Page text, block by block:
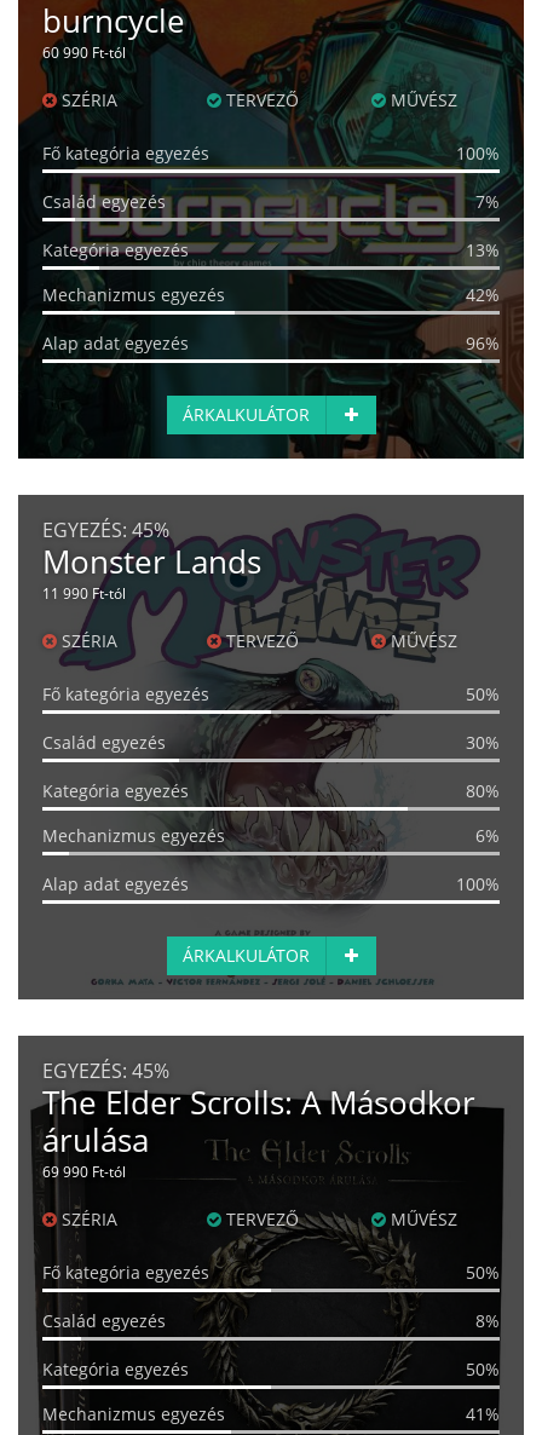
burncycle
60 990 Ft-tól
SZÉRIA TERVEZŐ MŰVÉSZ
Fő kategória egyezés 100%
Család egyezés 7%
Kategória egyezés
13%
Mechanizmus egyezés
42%
Alap adat egyezés 96%
ÁRKALKULÁTOR
EGYEZÉS: 45%
Monster Lands
11 990 Ft-tól
SZÉRIA TERVEZŐ MŰVÉSZ
Fő kategória egyezés 50%
Család egyezés 30%
Kategória egyezés
80%
Mechanizmus egyezés
6%
Alap adat egyezés 100%
ÁRKALKULÁTOR
EGYEZÉS: 45%
The Elder Scrolls: A Másodkor
árulása
69 990 Ft-tól
SZÉRIA TERVEZŐ MŰVÉSZ
Fő kategória egyezés 50%
Család egyezés 8%
Kategória egyezés
50%
Mechanizmus egyezés
41%